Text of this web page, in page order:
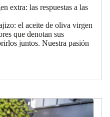
extra: las respuestas a las
el aceite de oliva virgen
que denotan sus
juntos. Nuestra pasión